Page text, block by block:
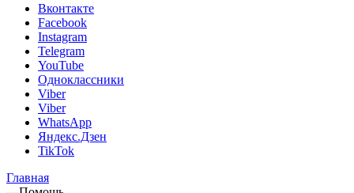
Вконтакте
Facebook
Instagram
Telegram
YouTube
Одноклассники
Viber
Viber
WhatsApp
Яндекс.Дзен
TikTok
Главная